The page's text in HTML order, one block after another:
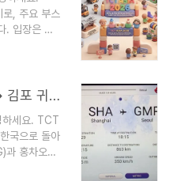
1) 실전 가이드수원역에서
이용 후기입니다. 인천공항
, 주요 부스
. 입장은 QR
, 마지막 날
분자) 쪽을
본 글에서 사
상세히 보
224271027864
[3월 중국] 상하이 홍차오 → 김포 귀국길, 중국동방항공 탑승 & 기내식 리뷰
하세요. TCT
국으로 돌아
과 홍차오
방항공은